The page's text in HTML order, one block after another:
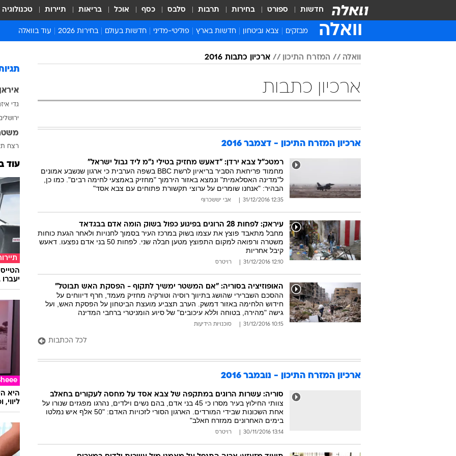
חדשות ספורט בחירות תרבות סלבס כסף אוכל בריאות תיירות טכנולוגיה
וואלה מבזקים צבא וביטחון חדשות בארץ
חדשות פלילים ומשפט
חברה ורווחה
פוליטי-מדיני
יחסי חוץ
חדשות בעולם
אירופה
בחירות 2026 עוד בוואלה
סרי ושלזינגר
אסור לפספס
הנחיות פיקוד
לוח חופשות וחגים
המייל האדום
וואלה המזרח התיכון ארכיון כתבות 2016
ארכיון כתבות
ארכיון המזרח התיכון - דצמבר 2016
רמטכ"ל צבא ירדן: "דאעש מחזיק בטילי נ"מ ליד גבול ישראל"
מחמוד פריחאת הסביר בריאיון לרשת BBC בשפה הערבית כי ארגון שנשבע אמונים
ל"מדינה האסלאמית" ונמצא באזור הירמוך "מחזיק באמצעי לחימה רבים". כמו כן,
הבהיר: "אנחנו שומרים על ערוצי תקשורת פתוחים עם צבא אסד"
12:35 31/12/2016 אבי יששכרוף
עיראק: לפחות 28 הרוגים בפיגוע כפול בשוק הומה אדם בבגדאד
מחבל מתאבד פוצץ את עצמו בשוק במרכז העיר בסמוך לחנויות ולאחר הגעת כוחות
משטרה ורפואה למקום התפוצץ מטען חבלה שני. לפחות 50 בני אדם נפצעו. דאעש
קיבל אחריות
12:10 31/12/2016 רויטרס
האופוזיציה בסוריה: "אם המשטר ימשיך לתקוף - הפסקת האש תבוטל"
ההסכם השברירי שהושג בתיווך רוסיה וטורקיה מחזיק מעמד, חרף דיווחים על
חידוש הלחימה באזור דמשק. הערב תצביע מועצת הביטחון על הפסקת האש, ועל
גישה "מהירה, בטוחה וללא עיכובים" של סיוע הומניטרי ברחבי המדינה
10:15 31/12/2016 סוכנויות הידיעות
לכל הכתבות
ארכיון המזרח התיכון - נובמבר 2016
סוריה: עשרות הרוגים במתקפה של צבא אסד על מחסה לעקורים בחאלב
צוותי החילוץ בעיר מסרו כי 45 בני אדם, בהם נשים וילדים, נהרגו מפגזים שנורו על
אחת השכונות שבידי המורדים. הארגון הסורי לזכויות האדם: "50 אלף איש נמלטו
בימים האחרונים ממזרח חאלב"
13:14 30/11/2016 רויטרס
איראן
גדי
ירושלים
רצח
עוד